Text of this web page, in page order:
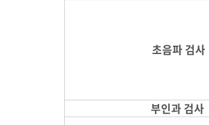
초음파 검사
부인과 검사